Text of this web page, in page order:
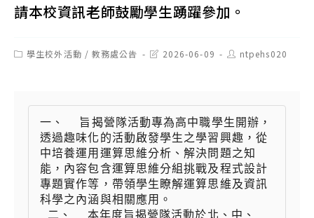
請本校資訊老師鼓勵學生踴躍參加。
Post學生校外活動 / 教務處公告
Post2026-06-09
Post
author:
ntpehs020
一、  旨揭營隊活動專為高中職學生開辦，
透過趣味化的活動啟發學生之學習興趣，從
中培養運用運算思維分析、解決問題之知
能，內容包含運算思維分組挑戰及程式設計
專題實作等，帶領學生瞭解運算思維及資訊
科學之內涵與相關應用。